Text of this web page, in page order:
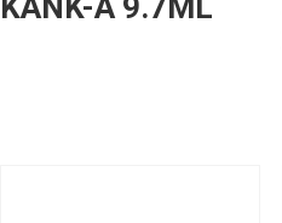
KANK-A 9.7ML